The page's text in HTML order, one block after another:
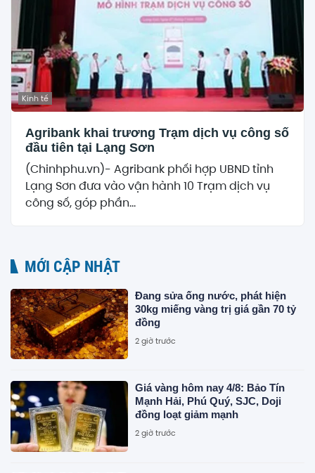
Kinh tế
Agribank khai trương Trạm dịch vụ công số
đầu tiên tại Lạng Sơn
(Chinhphu.vn)- Agribank phối hợp UBND tỉnh
Lạng Sơn đưa vào vận hành 10 Trạm dịch vụ
công số, góp phần...
MỚI CẬP NHẬT
Đang sửa ống nước, phát hiện
30kg miếng vàng trị giá gần 70 tỷ
đồng
2 giờ trước
Giá vàng hôm nay 4/8: Bảo Tín
Mạnh Hải, Phú Quý, SJC, Doji
đồng loạt giảm mạnh
2 giờ trước